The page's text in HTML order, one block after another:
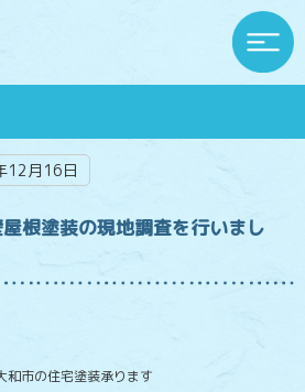
12月16日
根塗装の現地調査を行いまし
和市の住宅塗装承ります